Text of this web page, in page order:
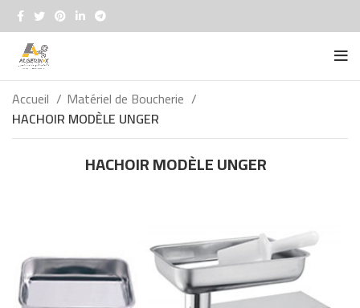
Accueil
Matériel de Boucherie
HACHOIR MODÈLE UNGER
HACHOIR MODÈLE UNGER